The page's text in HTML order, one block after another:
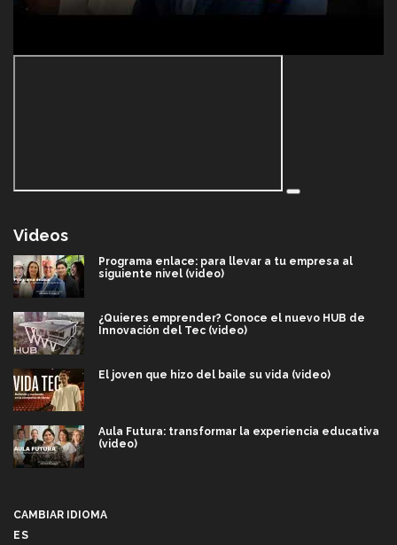
Videos
Programa enlace: para llevar a tu empresa al
siguiente nivel (video)
¿Quieres emprender? Conoce el nuevo HUB de
Innovación del Tec (video)
El joven que hizo del baile su vida (video)
Aula Futura: transformar la experiencia educativa
(video)
CAMBIAR IDIOMA
ES